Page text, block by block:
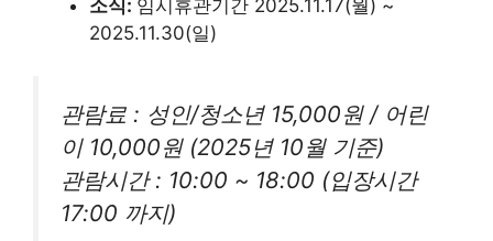
소식: 임시휴관기간 2025.11.17(월) ~
2025.11.30(일)
관람료 : 성인/청소년 15,000원 / 어린
이 10,000원 (2025년 10월 기준)
관람시간: 10:00 ~ 18:00 (입장시간
17:00 까지)